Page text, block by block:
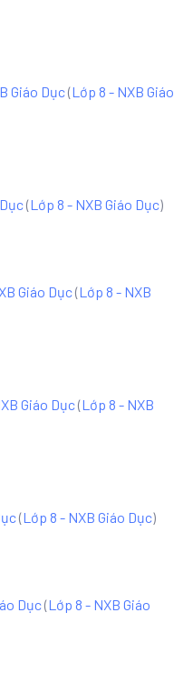
Giáo Dục(Lớp 8 - NXB Giáo
(Lớp 8 - NXB Giáo Dục)
Giáo Dục(Lớp 8 - NXB
Giáo Dục(Lớp 8 - NXB
(Lớp 8 - NXB Giáo Dục)
Dục(Lớp 8 - NXB Giáo